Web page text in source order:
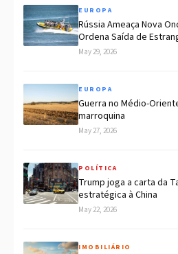
EUROPA
Rússia Ameaça Nova
Ordena Saída de
May 29, 2026
EUROPA
Guerra no Médio-
marroquina
May 27, 2026
POLÍTICA
Trump joga a carta da
estratégica à China
May 22, 2026
IMOBILIÁRIO